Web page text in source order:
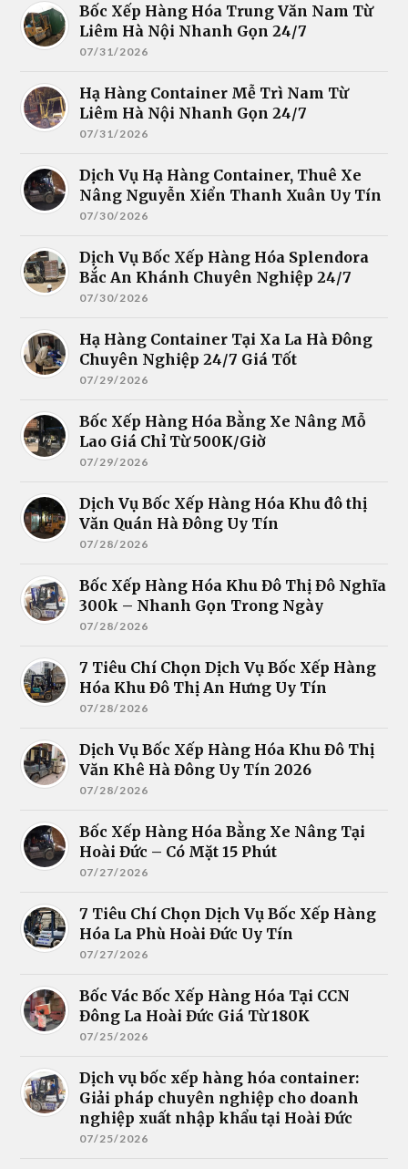
Bốc Xếp Hàng Hóa Trung Văn Nam Từ
Liêm Hà Nội Nhanh Gọn 24/7
07/31/2026
Hạ Hàng Container Mễ Trì Nam Từ
Liêm Hà Nội Nhanh Gọn 24/7
07/31/2026
Dịch Vụ Hạ Hàng Container, Thuê Xe
Nâng Nguyễn Xiển Thanh Xuân Uy Tín
07/30/2026
Dịch Vụ Bốc Xếp Hàng Hóa Splendora
Bắc An Khánh Chuyên Nghiệp 24/7
07/30/2026
Hạ Hàng Container Tại Xa La Hà Đông
Chuyên Nghiệp 24/7 Giá Tốt
07/29/2026
Bốc Xếp Hàng Hóa Bằng Xe Nâng Mỗ
Lao Giá Chỉ Từ 500K/Giờ
07/29/2026
Dịch Vụ Bốc Xếp Hàng Hóa Khu đô thị
Văn Quán Hà Đông Uy Tín
07/28/2026
Bốc Xếp Hàng Hóa Khu Đô Thị Đô Nghĩa
300k – Nhanh Gọn Trong Ngày
07/28/2026
7 Tiêu Chí Chọn Dịch Vụ Bốc Xếp Hàng
Hóa Khu Đô Thị An Hưng Uy Tín
07/28/2026
Dịch Vụ Bốc Xếp Hàng Hóa Khu Đô Thị
Văn Khê Hà Đông Uy Tín 2026
07/28/2026
Bốc Xếp Hàng Hóa Bằng Xe Nâng Tại
Hoài Đức – Có Mặt 15 Phút
07/27/2026
7 Tiêu Chí Chọn Dịch Vụ Bốc Xếp Hàng
Hóa La Phù Hoài Đức Uy Tín
07/27/2026
Bốc Vác Bốc Xếp Hàng Hóa Tại CCN
Đông La Hoài Đức Giá Từ 180K
07/25/2026
Dịch vụ bốc xếp hàng hóa container:
Giải pháp chuyên nghiệp cho doanh
nghiệp xuất nhập khẩu tại Hoài Đức
07/25/2026